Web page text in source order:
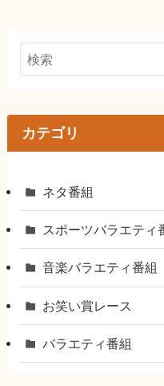
カテゴリ
ネタ番組
スポーツバラエティ
音楽バラエティ番組
お笑い賞レース
バラエティ番組